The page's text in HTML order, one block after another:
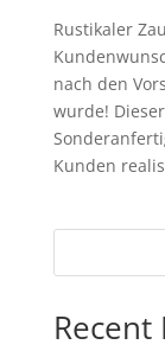
Rustikaler
nach den
wurde!
Kunden
Recent